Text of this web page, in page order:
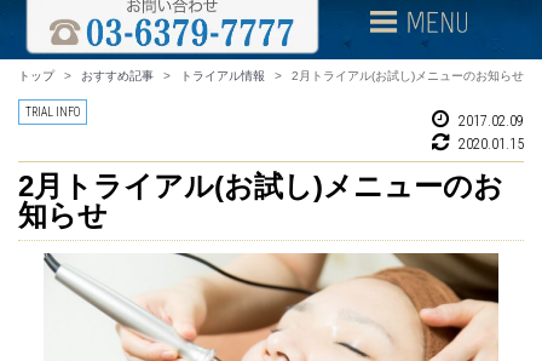
トップ > おすすめ記事 > トライアル情報 > 2月トライアル(お試し)メニューのお知らせ
TRIAL INFO
2017.02.09
2020.01.15
2月トライアル(お試し)メニューのお
知らせ